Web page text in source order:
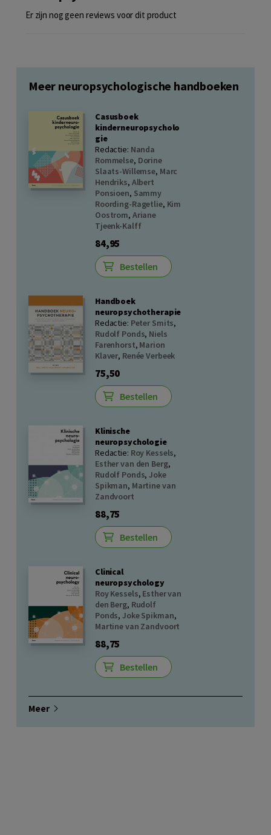
Er zijn nog geen reviews voor dit product
Meer neuropsychologische handboeken
Casusboek
kinderneuropsycholo
gie
Redactie: Nanda
Rommelse, Dorine
Slaats-Willemse, Marc
Hendriks, Albert
Ponsioen, Sammy
Roording-Ragetlie, Kim
Oostrom, Ariane
Tjeenk-Kalff
84,95
Bestellen
Handboek
neuropsychotherapie
Redactie: Peter Smits,
Rudolf Ponds, Niels
Farenhorst, Marion
Klaver, Renée Verbeek
75,50
Bestellen
Klinische
neuropsychologie
Redactie: Roy Kessels,
Esther van den Berg,
Rudolf Ponds,Joke
Spikman, Martine van
Zandvoort
88,75
Bestellen
Clinical
neuropsychology
Roy Kessels, Esther van
den Berg, Rudolf
Ponds,Joke Spikman,
Martine van Zandvoort
88,75
Bestellen
Meer